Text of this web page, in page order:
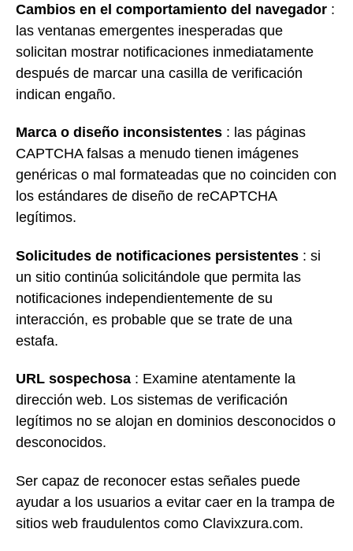
Cambios en el comportamiento del navegador :
las ventanas emergentes inesperadas que
solicitan mostrar notificaciones inmediatamente
después de marcar una casilla de verificación
indican engaño.
Marca o diseño inconsistentes : las páginas
CAPTCHA falsas a menudo tienen imágenes
genéricas o mal formateadas que no coinciden con
los estándares de diseño de reCAPTCHA
legítimos.
Solicitudes de notificaciones persistentes : si
un sitio continúa solicitándole que permita las
notificaciones independientemente de su
interacción, es probable que se trate de una
estafa.
URL sospechosa : Examine atentamente la
dirección web. Los sistemas de verificación
legítimos no se alojan en dominios desconocidos o
desconocidos.
Ser capaz de reconocer estas señales puede
ayudar a los usuarios a evitar caer en la trampa de
sitios web fraudulentos como Clavixzura.com.